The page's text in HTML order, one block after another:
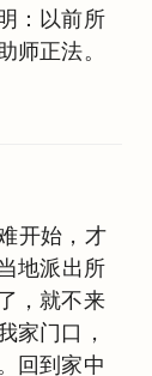
：以前所
师正法。
开始，才
地派出所
，就不来
家门口，
回到家中